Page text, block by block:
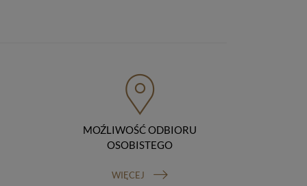
MOŹLIWOŚĆ ODBIORU
OSOBISTEGO
WIĘCEJ